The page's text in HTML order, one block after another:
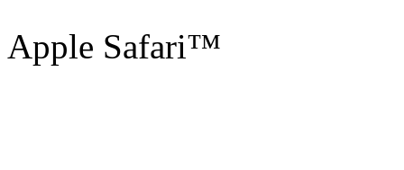
Apple Safari™